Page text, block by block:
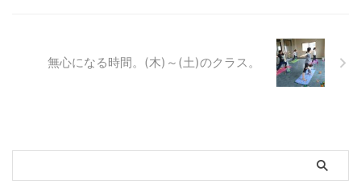
無心になる時間。(木)～(土)のクラス。